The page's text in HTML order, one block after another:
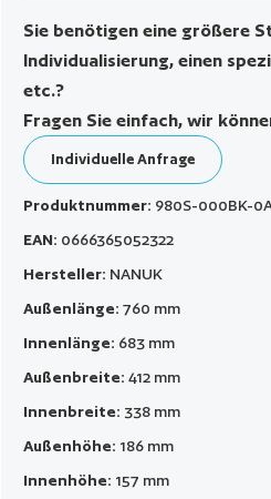
Sie benötigen eine größere
Individualisierung, einen
etc.?
Fragen Sie einfach, wir
Individuelle Anfrage
Produktnummer: 980S-000BK-
EAN: 0666365052322
Hersteller: NANUK
Außenlänge:760 mm
Innenlänge: 683 mm
Außenbreite:412 mm
Innenbreite: 338 mm
Außenhöhe: 186 mm
Innenhöhe: 157 mm